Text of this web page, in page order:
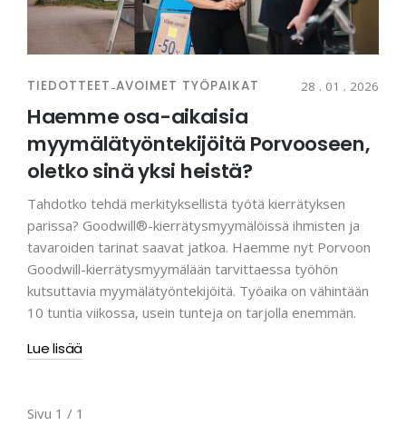
TIEDOTTEET-AVOIMET TYÖPAIKAT 28 . 01 . 2026
Haemme osa-aikaisia
myymälätyöntekijöitä Porvooseen,
oletko sinä yksi heistä?
Tahdotko tehdä merkityksellistä työtä kierrätyksen
parissa? Goodwill®-kierrätysmyymälöissä ihmisten ja
tavaroiden tarinat saavat jatkoa. Haemme nyt Porvoon
Goodwill-kierrätysmyymälään tarvittaessa työhön
kutsuttavia myymälätyöntekijöitä. Työaika on vähintään
10 tuntia viikossa, usein tunteja on tarjolla enemmän.
Lue lisää
Sivu 1 / 1